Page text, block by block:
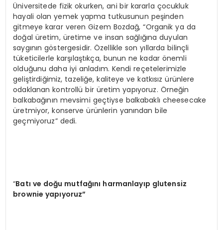
Üniversitede fizik okurken, ani bir kararla çocukluk
hayali olan yemek yapma tutkusunun peşinden
gitmeye karar veren Gizem Bozdağ, “Organik ya da
doğal üretim, üretime ve insan sağlığına duyulan
saygının göstergesidir. Özellikle son yıllarda bilinçli
tüketicilerle karşılaştıkça, bunun ne kadar önemli
olduğunu daha iyi anladım. Kendi reçetelerimizle
geliştirdiğimiz, tazeliğe, kaliteye ve katkısız ürünlere
odaklanan kontrollü bir üretim yapıyoruz. Örneğin
balkabağının mevsimi geçtiyse balkabaklı cheesecake
üretmiyor, konserve ürünlerin yanından bile
geçmiyoruz” dedi.
“Batı ve doğu mutfağını harmanlayıp glutensiz
brownie yapıyoruz”